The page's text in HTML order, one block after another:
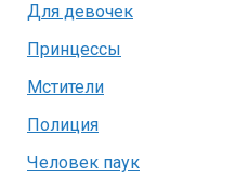
Для девочек
Принцессы
Мстители
Полиция
Человек паук